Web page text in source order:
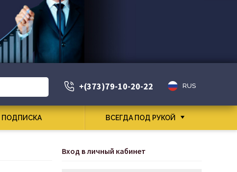
+(373)79-10-20-22 RUS
ПОДПИСКА ВСЕГДА ПОД РУКОЙ
Вход в личный кабинет